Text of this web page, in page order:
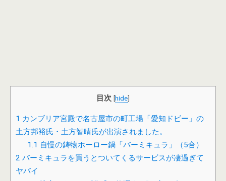
目次 [hide]
1 カンブリア宮殿で名古屋市の町工場「愛知ドビー」の
土方邦裕氏・土方智晴氏が出演されました。
1.1 自慢の鋳物ホーロー鍋「バーミキュラ」（5合）
2 バーミキュラを買うとついてくるサービスが凄過ぎて
ヤバイ